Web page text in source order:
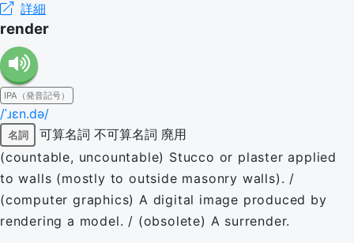
詳細
render
IPA（発音記号）
/ˈɹɛn.də/
名詞 可算名詞 不可算名詞 廃用
(countable, uncountable) Stucco or plaster applied
to walls (mostly to outside masonry walls). /
(computer graphics) A digital image produced by
rendering a model. / (obsolete) A surrender.